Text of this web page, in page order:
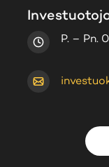
P. – Pn.